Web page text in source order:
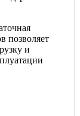
позволяет
и